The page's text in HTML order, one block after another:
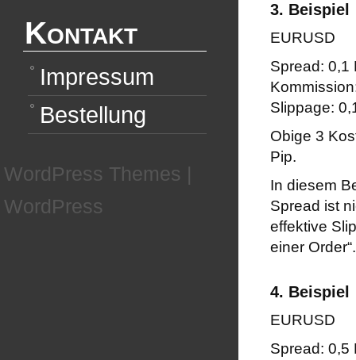
3. Beispiel
EURUSD
Spread: 0,1
Slippage:
Obige 3
Pip.
In diesem
Spread ist
effektive
einer Order“.
4. Beispiel
EURUSD
Spread: 0,5
Kontakt
Impressum
Bestellung
WordPress Themes |
WordPress